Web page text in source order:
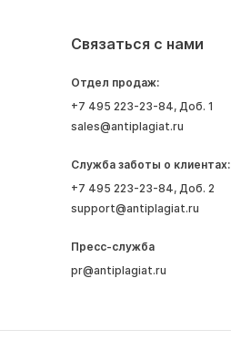
Связаться с нами
Отдел продаж:
+7 495 223-23-84, Доб. 1
sales@antiplagiat.ru
Служба заботы о клиентах:
+7 495 223-23-84, Доб. 2
support@antiplagiat.ru
Пресс-служба
pr@antiplagiat.ru